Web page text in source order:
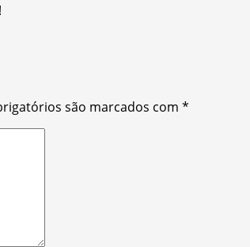
são marcados com *